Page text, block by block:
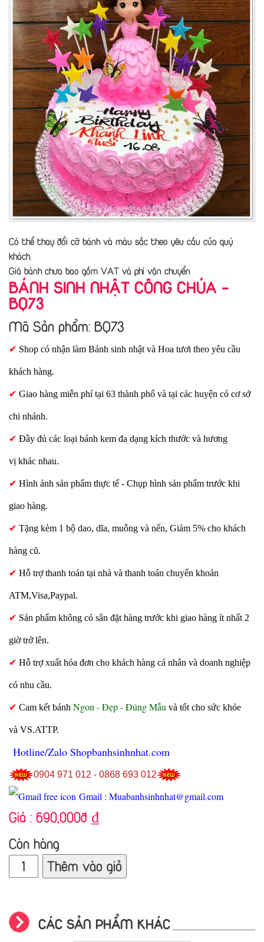
Có thể thay đổi cỡ bánh và màu sắc theo yêu cầu của quý
khách.
Giá bánh chưa bao gồm VAT và phí vận chuyển
BÁNH SINH NHẬT CÔNG CHÚA -
BQ73
Mã Sản phẩm: BQ73
✔ Shop có nhận làm Bánh sinh nhật và Hoa tươi theo yêu cầu
khách hàng.
✔ Giao hàng miễn phí tại 63 thành phố và tại các huyện có cơ sở
chi nhánh.
✔ Đầy đủ các loại bánh kem đa dạng kích thước và hương
vị khác nhau.
✔ Hình ảnh sản phẩm thực tế - Chụp hình sản phẩm trước khi
giao hàng.
✔ Tặng kèm 1 bộ dao, dĩa, muỗng và nến, Giảm 5% cho khách
hàng cũ.
✔ Hỗ trợ thanh toán tại nhà và thanh toán chuyển khoản
ATM,Visa,Paypal.
✔ Sản phẩm không có sẳn đặt hàng trước khi giao hàng ít nhất 2
giờ trở lên.
✔ Hỗ trợ xuất hóa đơn cho khách hàng cá nhân và doanh nghiệp
có nhu cầu.
✔ Cam kết bánh Ngon - Đẹp - Đúng Mẫu và tốt cho sức khỏe
và VS.ATTP.
Hotline/Zalo Shopbanhsinhnhat.com
0904 971 012 - 0868 693 012
Gmail : Muabanhsinhnhat@gmail.com
Giá : 690,000đ ₫
Còn hàng
Thêm vào giỏ
CÁC SẢN PHẨM KHÁC